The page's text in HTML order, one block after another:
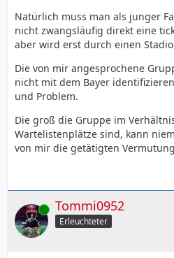
Natürlich muss man als junger
nicht zwangsläufig direkt eine
aber wird erst durch einen
Die von mir angesprochene
nicht mit dem Bayer
und Problem.
Die groß die Gruppe im
Wartelistenplätze sind, kann
von mir die getätigten
Online Tommi0952
Erleuchteter